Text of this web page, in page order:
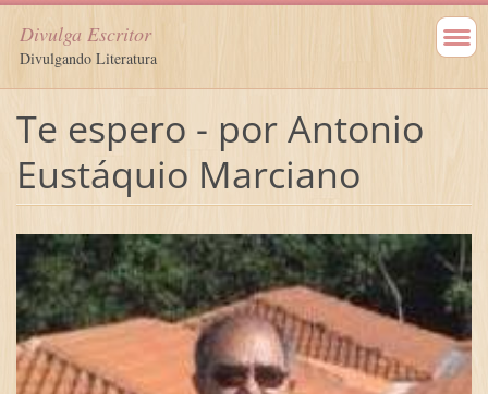
Divulga Escritor
Divulgando Literatura
Te espero - por Antonio
Eustáquio Marciano